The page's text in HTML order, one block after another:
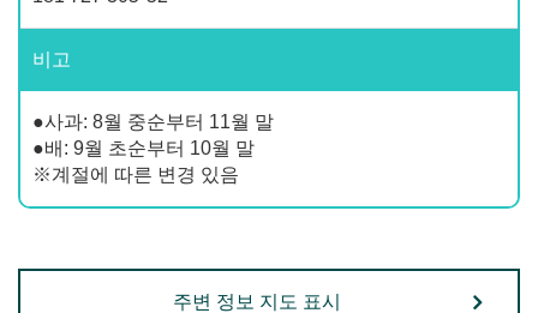
비고
●사과: 8월 중순부터 11월 말
●배: 9월 초순부터 10월 말
※계절에 따른 변경 있음
주변 정보 지도 표시